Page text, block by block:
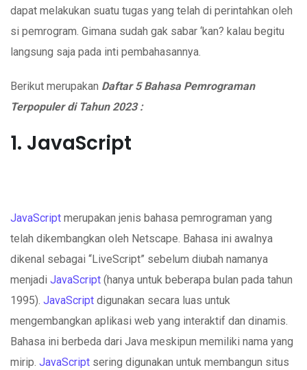
dapat melakukan suatu tugas yang telah di perintahkan oleh
si pemrogram. Gimana sudah gak sabar ‘kan? kalau begitu
langsung saja pada inti pembahasannya.
Berikut merupakan Daftar 5 Bahasa Pemrograman
Terpopuler di Tahun 2023 :
1. JavaScript
JavaScript merupakan jenis bahasa pemrograman yang
telah dikembangkan oleh Netscape. Bahasa ini awalnya
dikenal sebagai “LiveScript” sebelum diubah namanya
menjadi JavaScript (hanya untuk beberapa bulan pada tahun
1995). JavaScript digunakan secara luas untuk
mengembangkan aplikasi web yang interaktif dan dinamis.
Bahasa ini berbeda dari Java meskipun memiliki nama yang
mirip. JavaScript sering digunakan untuk membangun situs